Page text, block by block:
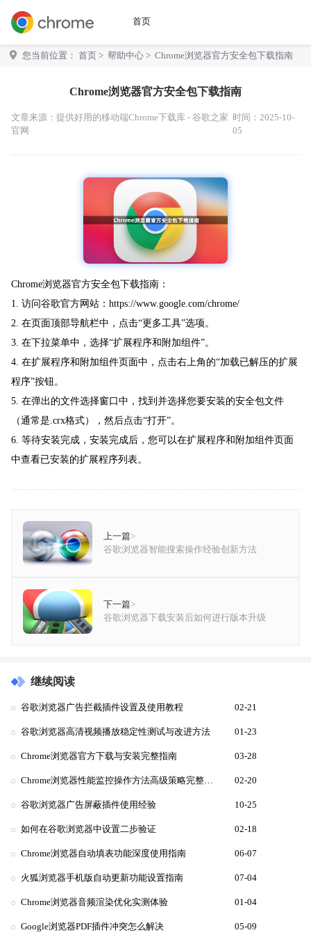
首页
您当前位置： 首页 > 帮助中心 > Chrome浏览器官方安全包下载指南
Chrome浏览器官方安全包下载指南
文章来源： 提供好用的移动端Chrome下载库 - 谷歌之家
官网
时间：2025-10-
05
Chrome浏览器官方安全包下载指南：
1. 访问谷歌官方网站：https://www.google.com/chrome/
2. 在页面顶部导航栏中，点击“更多工具”选项。
3. 在下拉菜单中，选择“扩展程序和附加组件”。
4. 在扩展程序和附加组件页面中，点击右上角的“加载已解压的扩展
程序”按钮。
5. 在弹出的文件选择窗口中，找到并选择您要安装的安全包文件
（通常是.crx格式），然后点击“打开”。
6. 等待安装完成，安装完成后，您可以在扩展程序和附加组件页面
中查看已安装的扩展程序列表。
上一篇>
谷歌浏览器智能搜索操作经验创新方法
下一篇>
谷歌浏览器下载安装后如何进行版本升级
继续阅读
谷歌浏览器广告拦截插件设置及使用教程 02-21
谷歌浏览器高清视频播放稳定性测试与改进方法 01-23
Chrome浏览器官方下载与安装完整指南 03-28
Chrome浏览器性能监控操作方法高级策略完整流程 02-20
谷歌浏览器广告屏蔽插件使用经验 10-25
如何在谷歌浏览器中设置二步验证 02-18
Chrome浏览器自动填表功能深度使用指南 06-07
火狐浏览器手机版自动更新功能设置指南 07-04
Chrome浏览器音频渲染优化实测体验 01-04
Google浏览器PDF插件冲突怎么解决 05-09